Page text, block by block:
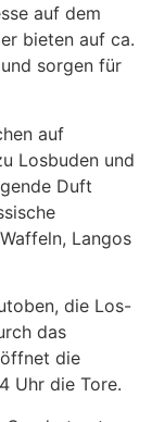
auf dem
bieten auf ca.
sorgen für
auf
Losbuden und
Duft
Langos
die Los-
das
die
Uhr die Tore.